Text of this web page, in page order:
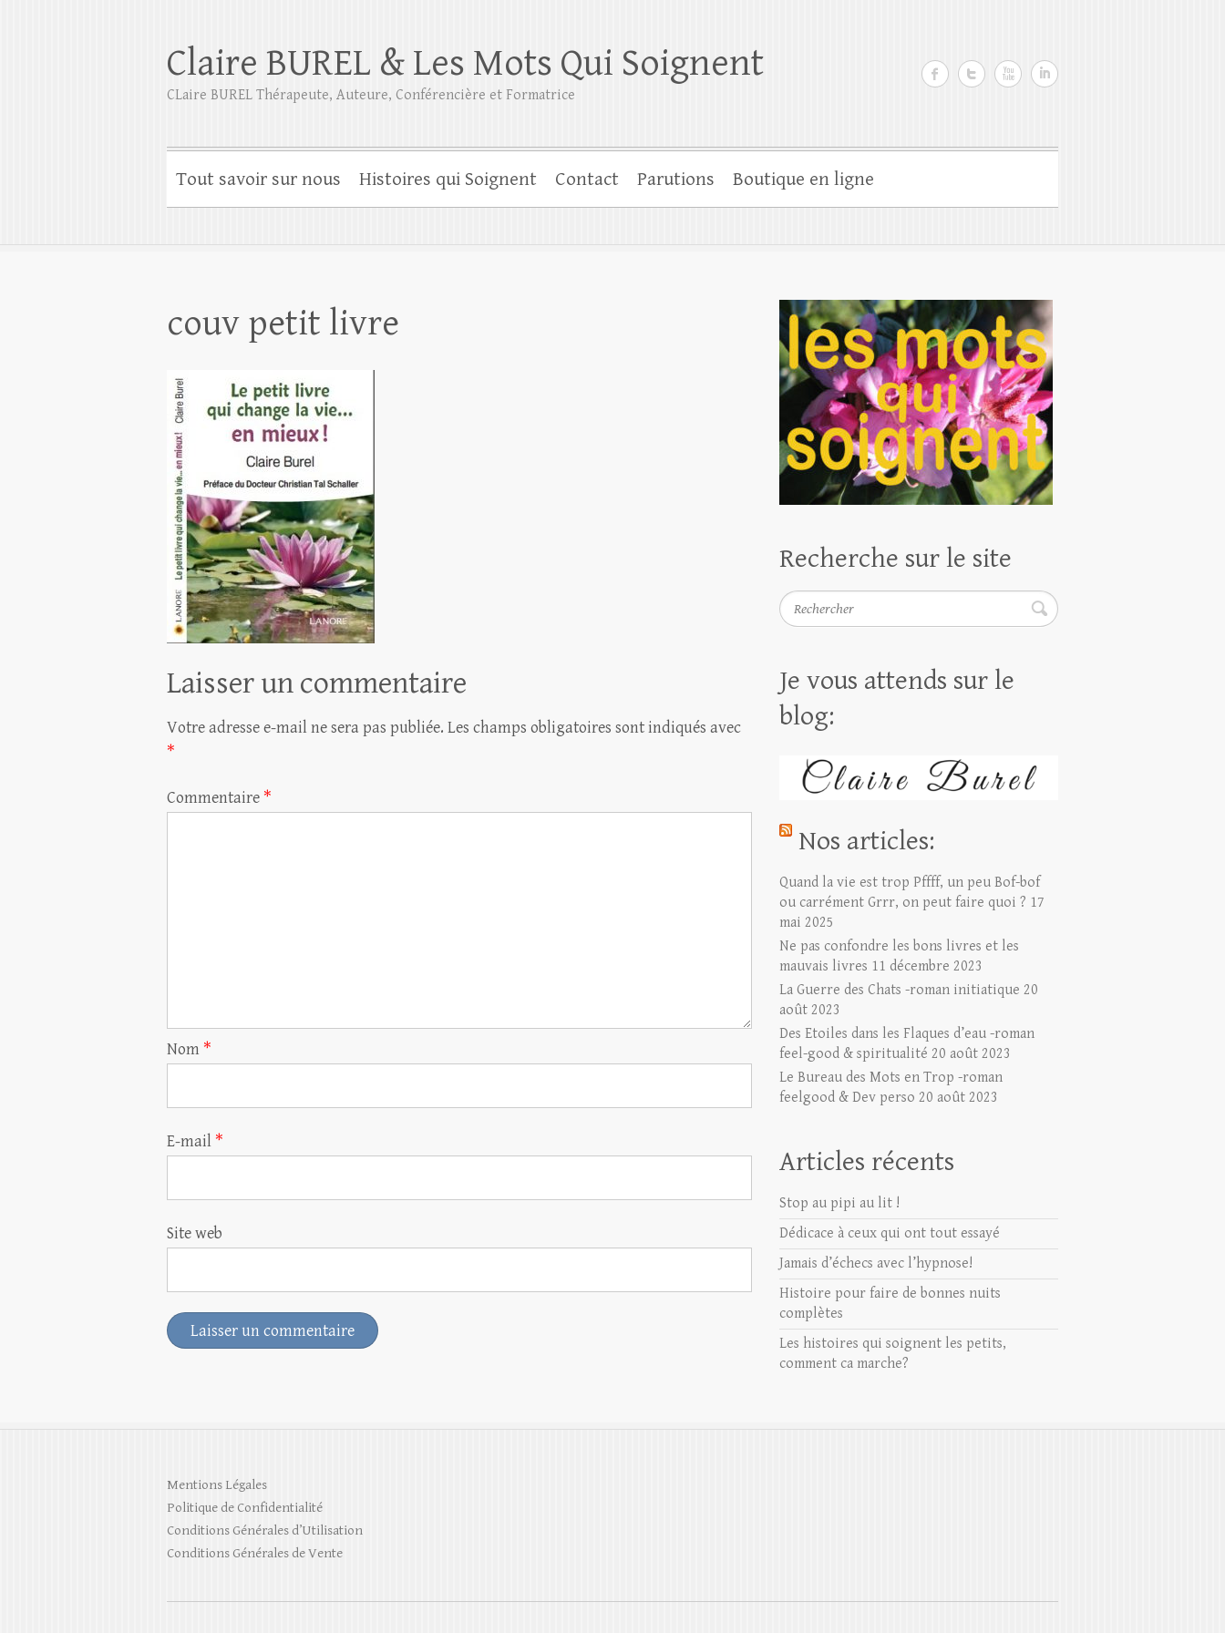
Claire BUREL & Les Mots Qui Soignent
CLaire BUREL Thérapeute, Auteure, Conférencière et Formatrice
Tout savoir sur nous Histoires qui Soignent Contact Parutions Boutique en ligne
couv petit livre
Laisser un commentaire
Votre adresse e-mail ne sera pas publiée. Les champs obligatoires sont indiqués avec
*
Commentaire *
Nom *
E-mail *
Site web
Recherche sur le site
Rechercher
Je vous attends sur le
blog:
Nos articles:
Quand la vie est trop Pffff, un peu Bof-bof
ou carrément Grrr, on peut faire quoi ? 17
mai 2025
Ne pas confondre les bons livres et les
mauvais livres 11 décembre 2023
La Guerre des Chats -roman initiatique 20
août 2023
Des Etoiles dans les Flaques d’eau -roman
feel-good & spiritualité 20 août 2023
Le Bureau des Mots en Trop -roman
feelgood & Dev perso 20 août 2023
Articles récents
Stop au pipi au lit !
Dédicace à ceux qui ont tout essayé
Jamais d’échecs avec l’hypnose!
Histoire pour faire de bonnes nuits
complètes
Les histoires qui soignent les petits,
comment ca marche?
Mentions Légales
Politique de Confidentialité
Conditions Générales d’Utilisation
Conditions Générales de Vente